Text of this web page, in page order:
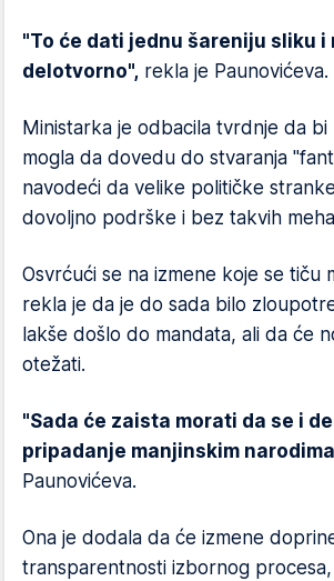
"To će dati jednu šareniju sliku i
delotvorno", rekla je Paunovićeva.
Ministarka je odbacila tvrdnje da bi
mogla da dovedu do stvaranja
navodeći da velike političke
dovoljno podrške i bez takvih
Osvrćući se na izmene koje se tiču
rekla je da je do sada bilo
lakše došlo do mandata, ali da će
otežati.
"Sada će zaista morati da se i
pripadanje manjinskim
Paunovićeva.
Ona je dodala da će izmene
transparentnosti izbornog